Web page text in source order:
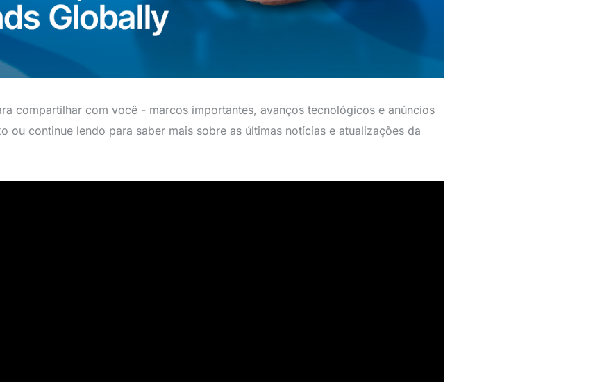
compartilhar com você - marcos importantes, avanços tecnológicos e anúncios
ou continue lendo para saber mais sobre as últimas notícias e atualizações da